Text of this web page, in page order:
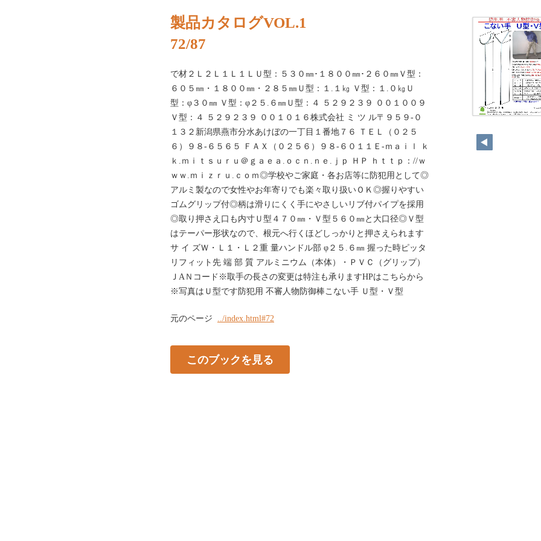
製品カタログVOL.1
72/87
で材２Ｌ２Ｌ１Ｌ１ＬＵ型：５３０㎜･１８００㎜･２６０㎜Ｖ型：
６０５㎜・１８００㎜・２８５㎜Ｕ型：１.１㎏ Ｖ型：１.０㎏Ｕ
型：φ３０㎜ Ｖ型：φ２５.６㎜Ｕ型：４ ５２９２３９ ００１００９
Ｖ型：４ ５２９２３９ ００１０１６株式会社 ミ ツ ル〒９５９-０
１３２新潟県燕市分水あけぼの一丁目１番地７６ ＴＥＬ（０２５
６）９８‐６５６５ ＦＡＸ（０２５６）９８‐６０１１Ｅ‐ｍａｉｌ ｋ
ｋ.ｍｉｔｓｕｒｕ＠ｇａｅａ.ｏｃｎ.ｎｅ.ｊｐ ＨＰ ｈｔｔｐ：//ｗ
ｗｗ.ｍｉｚｒｕ.ｃｏｍ◎学校やご家庭・各お店等に防犯用として◎
アルミ製なので女性やお年寄りでも楽々取り扱いＯＫ◎握りやすい
ゴムグリップ付◎柄は滑りにくく手にやさしいリブ付パイプを採用
◎取り押さえ口も内寸Ｕ型４７０㎜・Ｖ型５６０㎜と大口径◎Ｖ型
はテーパー形状なので、根元へ行くほどしっかりと押さえられます
サ イ ズＷ・Ｌ１・Ｌ２重 量ハンドル部 φ２５.６㎜ 握った時ピッタ
リフィット先 端 部 質 アルミニウム（本体）・ＰＶＣ（グリップ）
ＪAＮコード※取手の長さの変更は特注も承りますHPはこちらから
※写真はＵ型です防犯用 不審人物防御棒こない手 Ｕ型・Ｖ型
元のページ ../index.html#72
このブックを見る